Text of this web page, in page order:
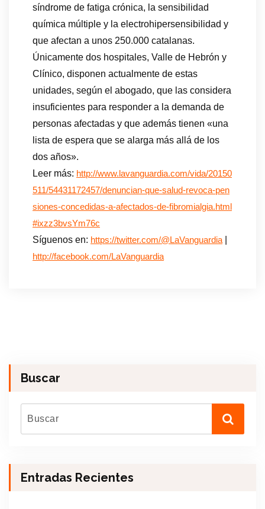
síndrome de fatiga crónica, la sensibilidad
química múltiple y la electrohipersensibilidad y
que afectan a unos 250.000 catalanas.
Únicamente dos hospitales, Valle de Hebrón y
Clínico, disponen actualmente de estas
unidades, según el abogado, que las considera
insuficientes para responder a la demanda de
personas afectadas y que además tienen «una
lista de espera que se alarga más allá de los
dos años».
Leer más: http://www.lavanguardia.com/vida/20150
511/54431172457/denuncian-que-salud-revoca-pen
siones-concedidas-a-afectados-de-fibromialgia.html
#ixzz3bvsYm76c
Síguenos en: https://twitter.com/@LaVanguardia
http://facebook.com/LaVanguardia
Buscar
Entradas Recientes